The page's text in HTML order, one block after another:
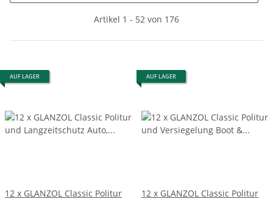
Artikel 1 - 52 von 176
AUF LAGER
12 x GLANZOL Classic Politur
AUF LAGER
12 x GLANZOL Classic Politur